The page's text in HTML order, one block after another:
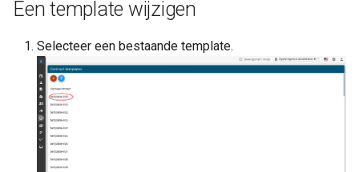
Een template wijzigen
Selecteer een bestaande template.